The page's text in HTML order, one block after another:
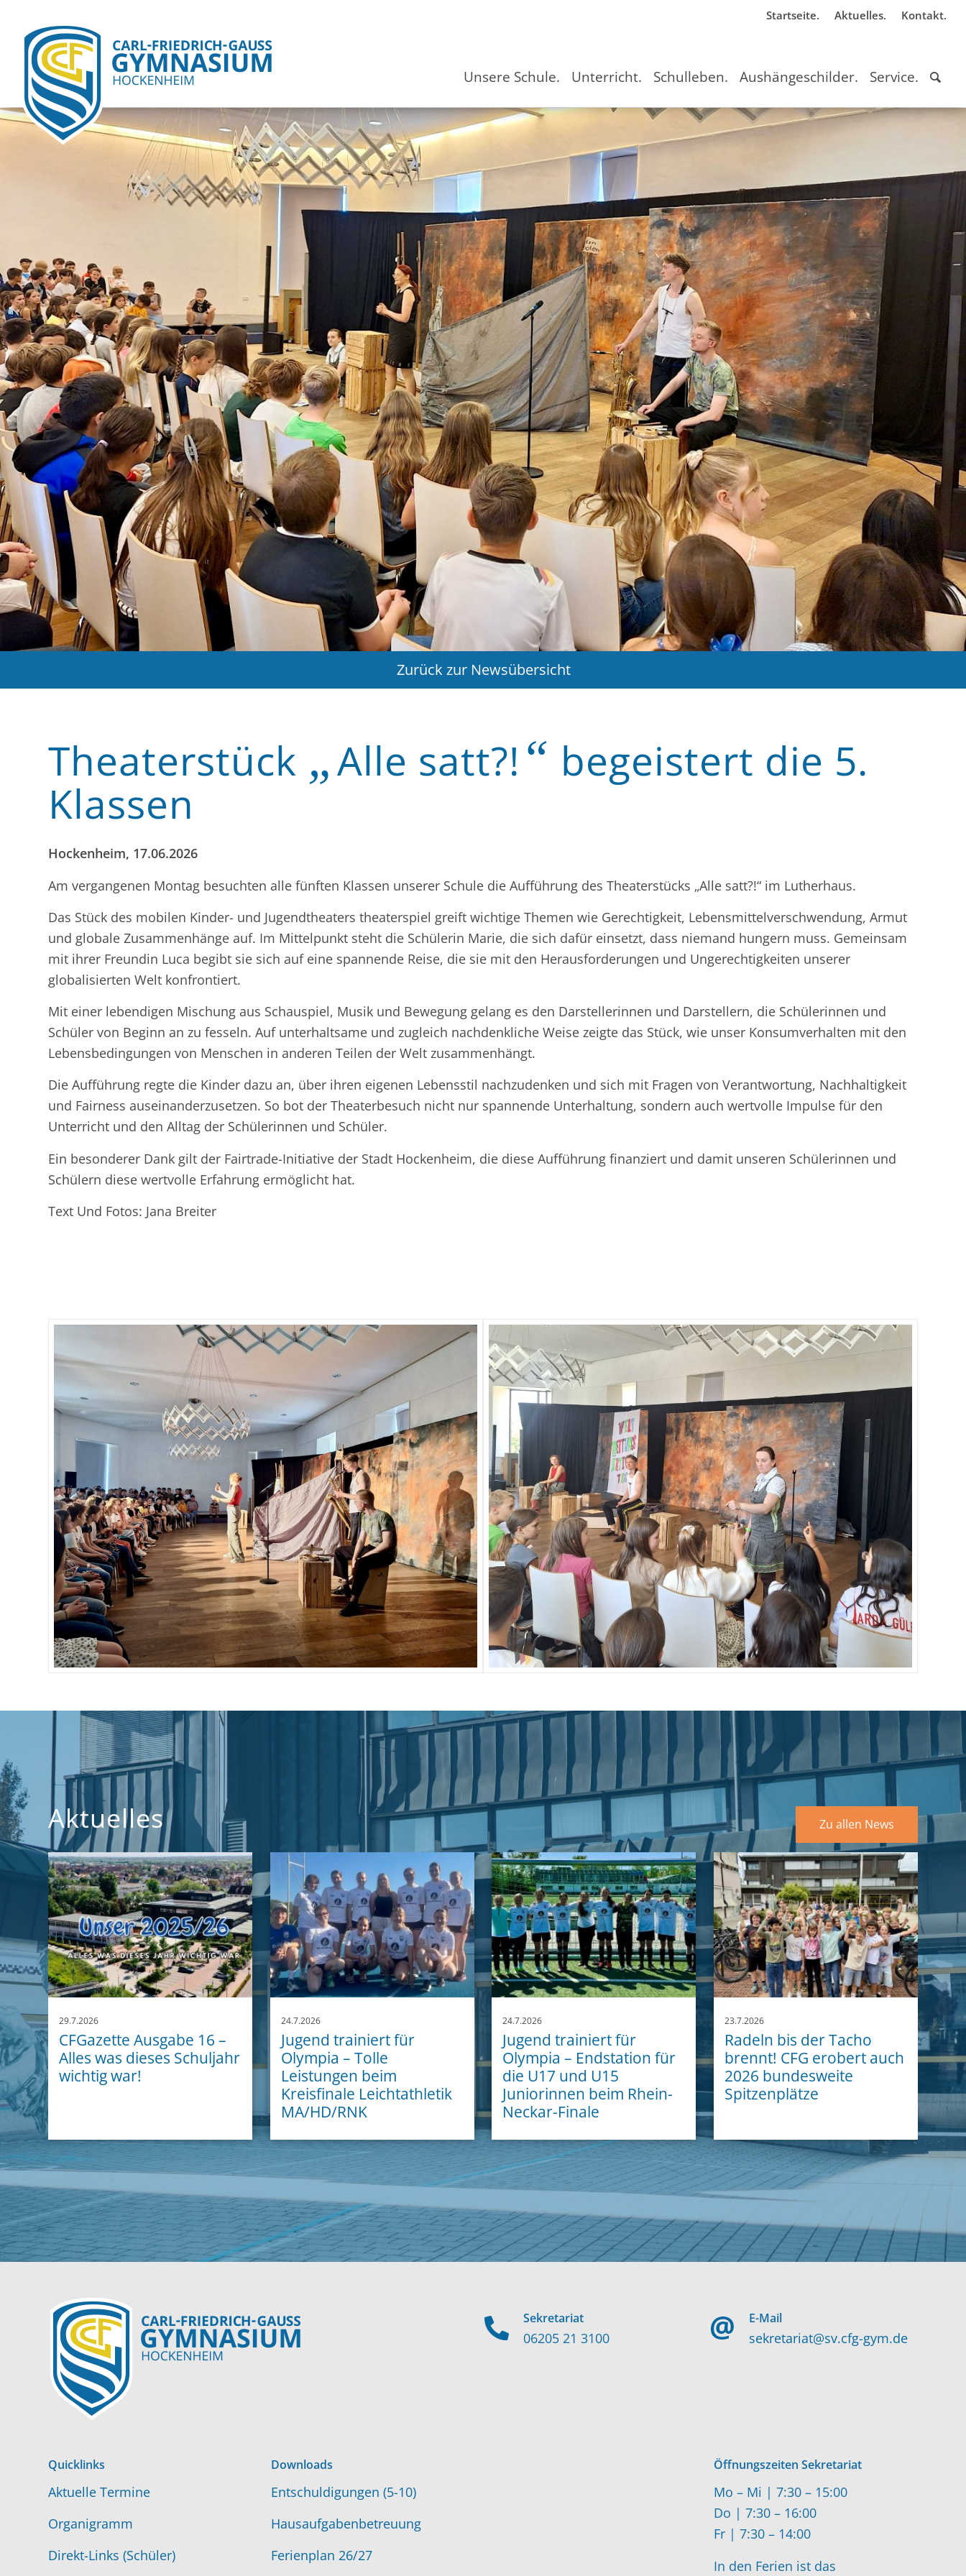
Startseite. Aktuelles. Kontakt.
Unsere Schule. Unterricht. Schulleben. Aushängeschilder. Service.
Zurück zur Newsübersicht
Theaterstück „Alle satt?! “ begeistert die 5.
Klassen
Hockenheim, 17.06.2026
Am vergangenen Montag besuchten alle fünften Klassen unserer Schule die Aufführung des Theaterstücks „Alle satt?!“ im Lutherhaus.
Das Stück des mobilen Kinder- und Jugendtheaters theaterspiel greift wichtige Themen wie Gerechtigkeit, Lebensmittelverschwendung, Armut
und globale Zusammenhänge auf. Im Mittelpunkt steht die Schülerin Marie, die sich dafür einsetzt, dass niemand hungern muss. Gemeinsam
mit ihrer Freundin Luca begibt sie sich auf eine spannende Reise, die sie mit den Herausforderungen und Ungerechtigkeiten unserer
globalisierten Welt konfrontiert.
Mit einer lebendigen Mischung aus Schauspiel, Musik und Bewegung gelang es den Darstellerinnen und Darstellern, die Schülerinnen und
Schüler von Beginn an zu fesseln. Auf unterhaltsame und zugleich nachdenkliche Weise zeigte das Stück, wie unser Konsumverhalten mit den
Lebensbedingungen von Menschen in anderen Teilen der Welt zusammenhängt.
Die Aufführung regte die Kinder dazu an, über ihren eigenen Lebensstil nachzudenken und sich mit Fragen von Verantwortung, Nachhaltigkeit
und Fairness auseinanderzusetzen. So bot der Theaterbesuch nicht nur spannende Unterhaltung, sondern auch wertvolle Impulse für den
Unterricht und den Alltag der Schülerinnen und Schüler.
Ein besonderer Dank gilt der Fairtrade-Initiative der Stadt Hockenheim, die diese Aufführung finanziert und damit unseren Schülerinnen und
Schülern diese wertvolle Erfahrung ermöglicht hat.
Text Und Fotos: Jana Breiter
Aktuelles Zu allen News
29.7.2026
CFGazette Ausgabe 16 –
Alles was dieses Schuljahr
wichtig war!
24.7.2026
Jugend trainiert für
Olympia – Tolle
Leistungen beim
Kreisfinale Leichtathletik
MA/HD/RNK
24.7.2026
Jugend trainiert für
Olympia – Endstation für
die U17 und U15
Juniorinnen beim Rhein-
Neckar-Finale
23.7.2026
Radeln bis der Tacho
brennt! CFG erobert auch
2026 bundesweite
Spitzenplätze
Sekretariat
06205 21 3100
E-Mail
sekretariat@sv.cfg-gym.de
Quicklinks
Aktuelle Termine
Organigramm
Direkt-Links (Schüler)
Downloads
Entschuldigungen (5-10)
Hausaufgabenbetreuung
Ferienplan 26/27
Öffnungszeiten Sekretariat
Mo – Mi | 7:30 – 15:00
Do | 7:30 – 16:00
Fr | 7:30 – 14:00
In den Ferien ist das